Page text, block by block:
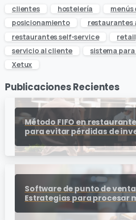
clientes hostelería
posicionamiento
restaurantes
restaurantes self-service
retail
servicio al cliente
sistema
Xetux
Publicaciones Recientes
Método FIFO en
para evitar pérdidas de
Software de punto de
Estrategias para procesar
cobros en horas pico